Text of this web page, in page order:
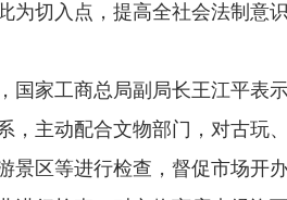
为切入点，提高全社会法制意
家工商总局副局长王江平表
，主动配合文物部门，对古玩
景区等进行检查，督促市场开